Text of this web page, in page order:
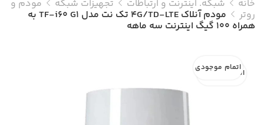
خانه شبکه. اینترنت و ارتباطات تجهیزات شبکه مودم و
روتر مودم آنلاک 4G/TD-LTE تک نت مدل TF-i60 G1 به
همراه 100 گیگ اینترنت سه ماهه
اتمام موجودی
اتمام موجودی